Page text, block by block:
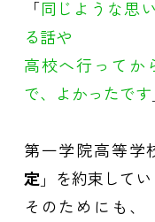
「同じような思
る話や
高校へ行ってか
で、よかったです
第一学院高等学
定」を約束してい
そのためにも、